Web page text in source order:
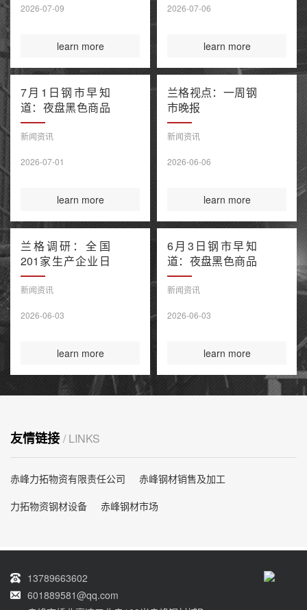
忘录“已终结”
2026-07-09
learn more
2026-07-06
learn more
7月1日钢市早知
道：夜盘黑色商品
窄幅波动 上半年
百强房企销售额降
钢铁保障新规今起
新闻资讯
2026-07-01
learn more
兰格视点：一周钢
市晚报
新闻资讯
2026-06-06
learn more
兰格调研：全国
201家生产企业日
均铁水产量环比上
升（6月3日）
新闻资讯
2026-06-03
learn more
6月3日钢市早知
道：夜盘黑色商品
多数收涨 IEA警告
全球石油库存或于
国际煤炭投资创14
新闻资讯
2026-06-03
learn more
友情链接 / LINKS
赤峰力拓物资有限责任公司
赤峰钢材销售及加工
力拓物资钢材设备
赤峰钢材市场
13789663602
601889581@qq.com